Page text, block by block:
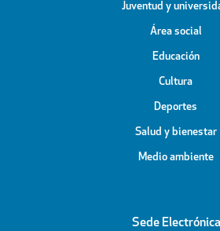
Juventud y
Área social
Educación
Cultura
Deportes
Salud y bienestar
Medio ambiente
Sede Electrónica